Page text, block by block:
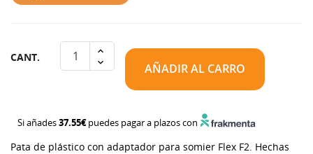
Pata de plástico con adaptador para somier Flex F2. Hechas
CANT.
AÑADIR AL CARRO
Si añades37.55€puedes pagar a plazos con